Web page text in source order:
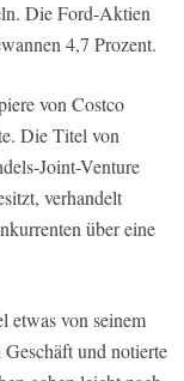
Die Ford-Aktien
4,7 Prozent.
von Costco
Die Titel von
Joint-Venture
verhandelt
über eine
etwas von seinem
und notierte